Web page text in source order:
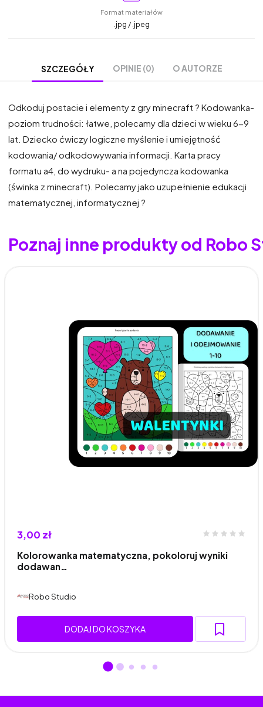
Format materiałów
.jpg / .jpeg
SZCZEGÓŁY OPINIE (0) O AUTORZE
Odkoduj postacie i elementy z gry minecraft ? Kodowanka-
poziom trudności: łatwe, polecamy dla dzieci w wieku 6-9
lat. Dziecko ćwiczy logiczne myślenie i umiejętność
kodowania/ odkodowywania informacji. Karta pracy
formatu a4, do wydruku- a na pojedyncza kodowanka
(świnka z minecraft). Polecamy jako uzupełnienie edukacji
matematycznej, informatycznej ?
Poznaj inne produkty od Robo
3,00 zł
Kolorowanka matematyczna, pokoloruj wyniki
dodawan…
Robo Studio
DODAJ DO KOSZYKA